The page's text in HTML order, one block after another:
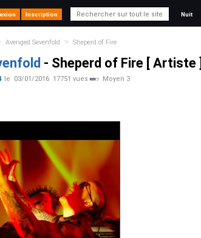
Inscription Nuit
Avenged Sevenfold > Sheperd of Fire
- Sheperd of Fire [ Artiste ]
le 03/01/2016 17751 vues Moyen 3